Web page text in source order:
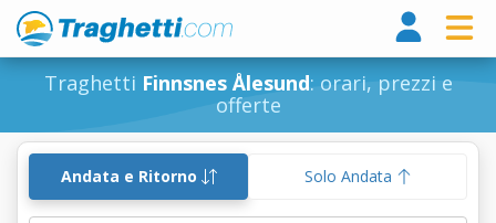
Traghetti Finnsnes Ålesund: orari, prezzi e
offerte
Andata e Ritorno Solo Andata